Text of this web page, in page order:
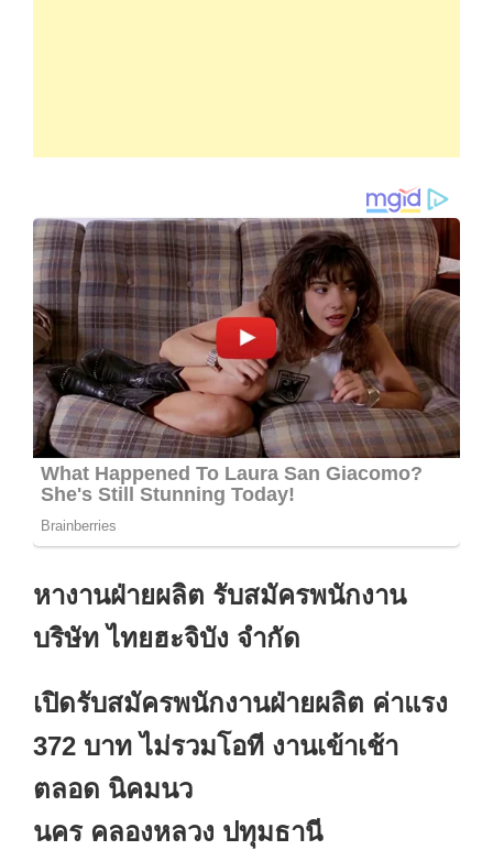
หางานฝ่ายผลิต รับสมัครพนักงาน
บริษัท ไทยฮะจิบัง จำกัด
เปิดรับสมัครพนักงานฝ่ายผลิต ค่าแรง
372 บาท ไม่รวมโอที งานเข้าเช้า
ตลอด นิคมนว
นคร คลองหลวง ปทุมธานี